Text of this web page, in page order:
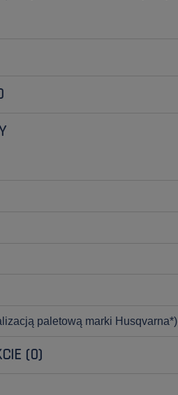
paletową marki Husqvarna*)
(0)